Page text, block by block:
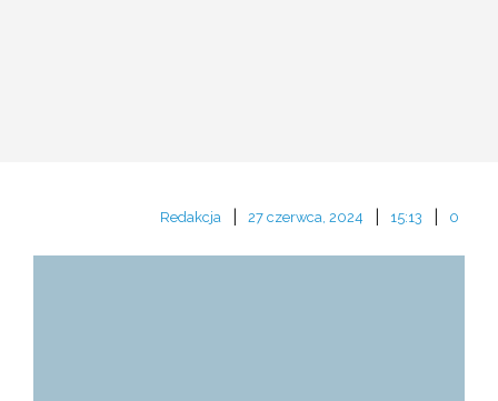
Redakcja 27 czerwca, 2024 15:13 0